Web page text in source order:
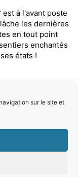
est à l'avant poste
les dernières
en tout point
enchantés
états !
sur le site et